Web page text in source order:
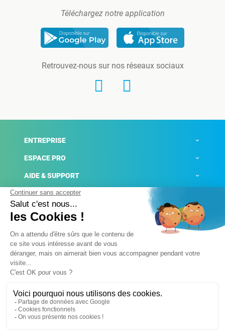
Téléchargez notre application
Retrouvez-nous sur nos réseaux sociaux
ENTREPRISE
ESPACE PRO
AIDE & SUPPORT
ACTUALITÉS
Mentions légales
Conditions générales de ventes
Plateforme de signalement